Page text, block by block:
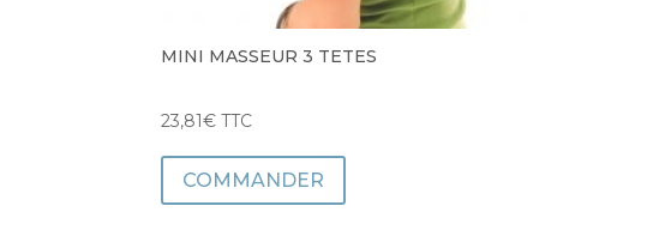
MINI MASSEUR 3 TETES
23,81€ TTC
COMMANDER